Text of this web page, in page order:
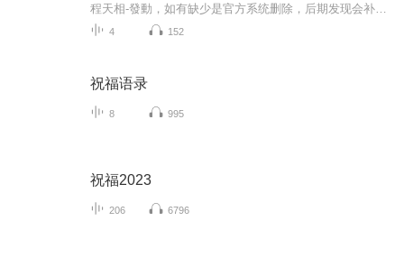
4 152
祝福语录
8 995
祝福2023
206 6796